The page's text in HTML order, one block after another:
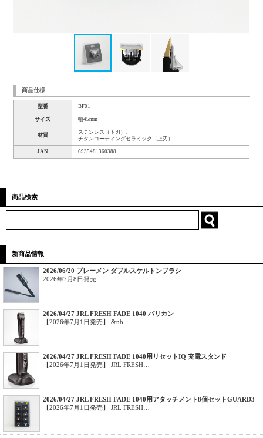
商品仕様
型番 BF01
サイズ 幅45mm
材質
ステンレス（下刃）、
チタンコーティングセラミック（上刃）
JAN 6935481360388
商品検索
新商品情報
2026/06/20 ブレーメン ダブルスケルトンブラシ
2026年7月8日発売 …
2026/04/27 JRL FRESH FADE 1040 バリカン
【2026年7月1日発売】 &nb…
2026/04/27 JRL FRESH FADE 1040用リセットIQ 充電スタンド
【2026年7月1日発売】 JRL FRESH…
2026/04/27 JRL FRESH FADE 1040用アタッチメント8個セットGUARD3
【2026年7月1日発売】 JRL FRESH…